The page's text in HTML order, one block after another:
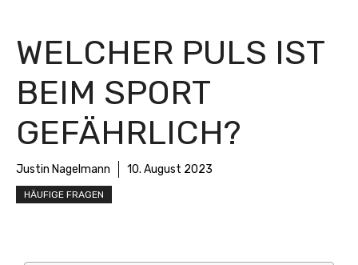
WELCHER PULS IST
BEIM SPORT
GEFÄHRLICH?
Justin Nagelmann 10. August 2023
HÄUFIGE FRAGEN